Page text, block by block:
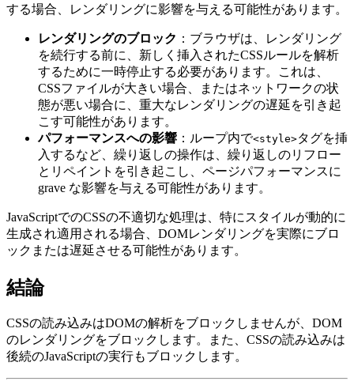
する場合、レンダリングに影響を与える可能性があります。
レンダリングのブロック ：ブラウザは、レンダリング
を続行する前に、新しく挿入されたCSSルールを解析
するために一時停止する必要があります。これは、
CSSファイルが大きい場合、またはネットワークの状
態が悪い場合に、重大なレンダリングの遅延を引き起
こす可能性があります。
パフォーマンスへの影響 ：ループ内で<style>タグを挿
入するなど、繰り返しの操作は、繰り返しのリフロー
とリペイントを引き起こし、ページパフォーマンスに
grave な影響を与える可能性があります。
JavaScriptでのCSSの不適切な処理は、特にスタイルが動的に
生成され適用される場合、DOMレンダリングを実際にブロ
ックまたは遅延させる可能性があります。
結論
CSSの読み込みはDOMの解析をブロックしませんが、DOM
のレンダリングをブロックします。また、CSSの読み込みは
後続のJavaScriptの実行もブロックします。